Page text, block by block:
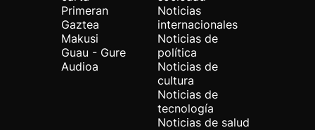
Primeran
Gaztea
Makusi
Guau - Gure
Audioa
Noticias
internacionales
Noticias de
política
Noticias de
cultura
Noticias de
tecnología
Noticias de salud